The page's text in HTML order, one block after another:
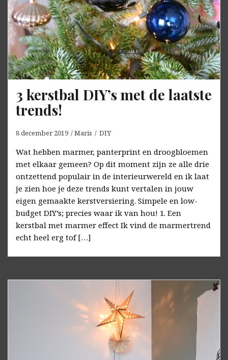
3 kerstbal DIY’s met de laatste
trends!
8 december 2019 Maris DIY
Wat hebben marmer, panterprint en droogbloemen
met elkaar gemeen? Op dit moment zijn ze alle drie
ontzettend populair in de interieurwereld en ik laat
je zien hoe je deze trends kunt vertalen in jouw
eigen gemaakte kerstversiering. Simpele en low-
budget DIY’s; precies waar ik van hou! 1. Een
kerstbal met marmer effect Ik vind de marmertrend
echt heel erg tof […]